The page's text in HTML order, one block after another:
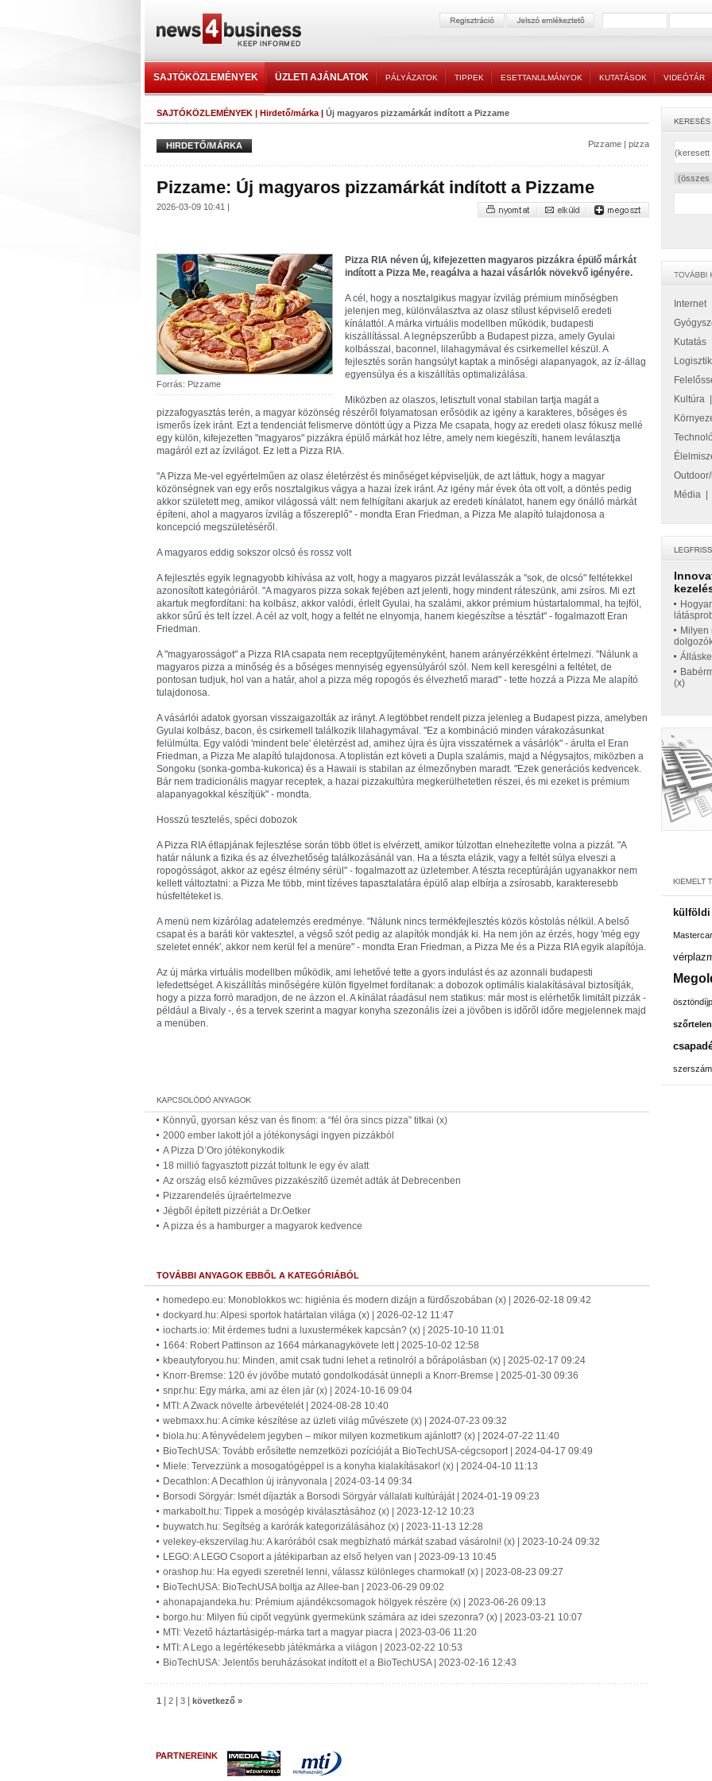
SAJTÓKÖZLEMÉNYEK ÜZLETI AJÁNLATOK PÁLYÁZATOK TIPPEK ESETTANULMÁNYOK KUTATÁSOK VIDEÓTÁR
SAJTÓKÖZLEMÉNYEK | Hirdető/márka | Új magyaros pizzamárkát indított a Pizzame
HIRDETŐ/MÁRKA Pizzame | pizza
Pizzame: Új magyaros pizzamárkát indított a Pizzame
2026-03-09 10:41 |
Forrás: Pizzame
Pizza RIA néven új, kifejezetten magyaros pizzákra épülő márkát
indított a Pizza Me, reagálva a hazai vásárlók növekvő igényére.
A cél, hogy a nosztalgikus magyar ízvilág prémium minőségben
jelenjen meg, különválasztva az olasz stílust képviselő eredeti
kínálattól. A márka virtuális modellben működik, budapesti
kiszállítással. A legnépszerűbb a Budapest pizza, amely Gyulai
kolbásszal, baconnel, lilahagymával és csirkemellel készül. A
fejlesztés során hangsúlyt kaptak a minőségi alapanyagok, az íz-állag
egyensúlya és a kiszállítás optimalizálása.
Miközben az olaszos, letisztult vonal stabilan tartja magát a
pizzafogyasztás terén, a magyar közönség részéről folyamatosan erősödik az igény a karakteres, bőséges és
ismerős ízek iránt. Ezt a tendenciát felismerve döntött úgy a Pizza Me csapata, hogy az eredeti olasz fókusz mellé
egy külön, kifejezetten "magyaros" pizzákra épülő márkát hoz létre, amely nem kiegészíti, hanem leválasztja
magáról ezt az ízvilágot. Ez lett a Pizza RIA.
"A Pizza Me-vel egyértelműen az olasz életérzést és minőséget képviseljük, de azt láttuk, hogy a magyar
közönségnek van egy erős nosztalgikus vágya a hazai ízek iránt. Az igény már évek óta ott volt, a döntés pedig
akkor született meg, amikor világossá vált: nem felhígítani akarjuk az eredeti kínálatot, hanem egy önálló márkát
építeni, ahol a magyaros ízvilág a főszereplő" - mondta Eran Friedman, a Pizza Me alapító tulajdonosa a
koncepció megszületéséről.
A magyaros eddig sokszor olcsó és rossz volt
A fejlesztés egyik legnagyobb kihívása az volt, hogy a magyaros pizzát leválasszák a "sok, de olcsó" feltétekkel
azonosított kategóriáról. "A magyaros pizza sokak fejében azt jelenti, hogy mindent ráteszünk, ami zsíros. Mi ezt
akartuk megfordítani: ha kolbász, akkor valódi, érlelt Gyulai, ha szalámi, akkor prémium hústartalommal, ha tejföl,
akkor sűrű és telt ízzel. A cél az volt, hogy a feltét ne elnyomja, hanem kiegészítse a tésztát" - fogalmazott Eran
Friedman.
A "magyarosságot" a Pizza RIA csapata nem receptgyűjteményként, hanem arányérzékként értelmezi. "Nálunk a
magyaros pizza a minőség és a bőséges mennyiség egyensúlyáról szól. Nem kell keresgélni a feltétet, de
pontosan tudjuk, hol van a határ, ahol a pizza még ropogós és élvezhető marad" - tette hozzá a Pizza Me alapító
tulajdonosa.
A vásárlói adatok gyorsan visszaigazolták az irányt. A legtöbbet rendelt pizza jelenleg a Budapest pizza, amelyben
Gyulai kolbász, bacon, és csirkemell találkozik lilahagymával. "Ez a kombináció minden várakozásunkat
felülmúlta. Egy valódi 'mindent bele' életérzést ad, amihez újra és újra visszatérnek a vásárlók" - árulta el Eran
Friedman, a Pizza Me alapító tulajdonosa. A toplistán ezt követi a Dupla szalámis, majd a Négysajtos, miközben a
Songoku (sonka-gomba-kukorica) és a Hawaii is stabilan az élmezőnyben maradt. "Ezek generációs kedvencek.
Bár nem tradicionális magyar receptek, a hazai pizzakultúra megkerülhetetlen részei, és mi ezeket is prémium
alapanyagokkal készítjük" - mondta.
Hosszú tesztelés, spéci dobozok
A Pizza RIA étlapjának fejlesztése során több ötlet is elvérzett, amikor túlzottan elnehezítette volna a pizzát. "A
határ nálunk a fizika és az élvezhetőség találkozásánál van. Ha a tészta elázik, vagy a feltét súlya elveszi a
ropogósságot, akkor az egész élmény sérül" - fogalmazott az üzletember. A tészta receptúráján ugyanakkor nem
kellett változtatni: a Pizza Me több, mint tízéves tapasztalatára épülő alap elbírja a zsírosabb, karakteresebb
húsfeltéteket is.
A menü nem kizárólag adatelemzés eredménye. "Nálunk nincs termékfejlesztés közös kóstolás nélkül. A belső
csapat és a baráti kör vaktesztel, a végső szót pedig az alapítók mondják ki. Ha nem jön az érzés, hogy 'még egy
szeletet ennék', akkor nem kerül fel a menüre" - mondta Eran Friedman, a Pizza Me és a Pizza RIA egyik alapítója.
Az új márka virtuális modellben működik, ami lehetővé tette a gyors indulást és az azonnali budapesti
lefedettséget. A kiszállítás minőségére külön figyelmet fordítanak: a dobozok optimális kialakításával biztosítják,
hogy a pizza forró maradjon, de ne ázzon el. A kínálat ráadásul nem statikus: már most is elérhetők limitált pizzák -
például a Bivaly -, és a tervek szerint a magyar konyha szezonális ízei a jövőben is időről időre megjelennek majd
a menüben.
Könnyű, gyorsan kész van és finom: a “fél óra sincs pizza” titkai (x)
2000 ember lakott jól a jótékonysági ingyen pizzákból
A Pizza D’Oro jótékonykodik
18 millió fagyasztott pizzát toltunk le egy év alatt
Az ország első kézműves pizzakészítő üzemét adták át Debrecenben
Pizzarendelés újraértelmezve
Jégből épített pizzériát a Dr.Oetker
A pizza és a hamburger a magyarok kedvence
TOVÁBBI ANYAGOK EBBŐL A KATEGÓRIÁBÓL
homedepo.eu: Monoblokkos wc: higiénia és modern dizájn a fürdőszobában (x) | 2026-02-18 09:42
dockyard.hu: Alpesi sportok határtalan világa (x) | 2026-02-12 11:47
iocharts.io: Mit érdemes tudni a luxustermékek kapcsán? (x) | 2025-10-10 11:01
1664: Robert Pattinson az 1664 márkanagykövete lett | 2025-10-02 12:58
kbeautyforyou.hu: Minden, amit csak tudni lehet a retinolról a bőrápolásban (x) | 2025-02-17 09:24
Knorr-Bremse: 120 év jövőbe mutató gondolkodását ünnepli a Knorr-Bremse | 2025-01-30 09:36
snpr.hu: Egy márka, ami az élen jár (x) | 2024-10-16 09:04
MTI: A Zwack növelte árbevételét | 2024-08-28 10:40
webmaxx.hu: A címke készítése az üzleti világ művészete (x) | 2024-07-23 09:32
biola.hu: A fényvédelem jegyben – mikor milyen kozmetikum ajánlott? (x) | 2024-07-22 11:40
BioTechUSA: Tovább erősítette nemzetközi pozícióját a BioTechUSA-cégcsoport | 2024-04-17 09:49
Miele: Tervezzünk a mosogatógéppel is a konyha kialakításakor! (x) | 2024-04-10 11:13
Decathlon: A Decathlon új irányvonala | 2024-03-14 09:34
Borsodi Sörgyár: Ismét díjazták a Borsodi Sörgyár vállalati kultúráját | 2024-01-19 09:23
markabolt.hu: Tippek a mosógép kiválasztásához (x) | 2023-12-12 10:23
buywatch.hu: Segítség a karórák kategorizálásához (x) | 2023-11-13 12:28
velekey-ekszervilag.hu: A karórából csak megbízható márkát szabad vásárolni! (x) | 2023-10-24 09:32
LEGO: A LEGO Csoport a játékiparban az első helyen van | 2023-09-13 10:45
orashop.hu: Ha egyedi szeretnél lenni, válassz különleges charmokat! (x) | 2023-08-23 09:27
BioTechUSA: BioTechUSA boltja az Allee-ban | 2023-06-29 09:02
ahonapajandeka.hu: Prémium ajándékcsomagok hölgyek részére (x) | 2023-06-26 09:13
borgo.hu: Milyen fiú cipőt vegyünk gyermekünk számára az idei szezonra? (x) | 2023-03-21 10:07
MTI: Vezető háztartásigép-márka tart a magyar piacra | 2023-03-06 11:20
MTI: A Lego a legértékesebb játékmárka a világon | 2023-02-22 10:53
BioTechUSA: Jelentős beruházásokat indított el a BioTechUSA | 2023-02-16 12:43
1 2 3 következő »
Internet|
Kutatás
Kultúra
Média
Milyen
(x)
szerszám
PARTNEREINK